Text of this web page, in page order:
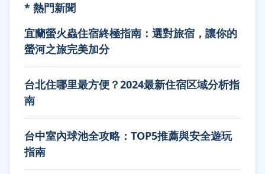
* 熱門新聞
宜蘭螢火蟲住宿終極指南：選對旅宿，讓你的
螢河之旅完美加分
台北住哪里最方便？2024最新住宿区域分析指
南
台中室內球池全攻略：TOP5推薦與安全遊玩
指南